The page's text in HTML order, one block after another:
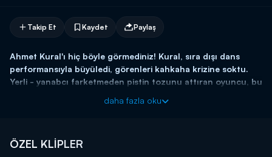
Takip Et Kaydet Paylaş
Ahmet Kural'ı hiç böyle görmediniz! Kural, sıra dışı dans
performansıyla büyüledi, görenleri kahkaha krizine soktu.
Yerli - yanabcı farketmeden pistin tozunu attıran oyuncu, bu
daha fazla oku
ÖZEL KLİPLER